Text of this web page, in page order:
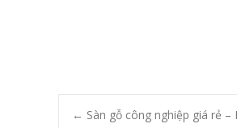
← Sàn gỗ công nghiệp giá rẻ